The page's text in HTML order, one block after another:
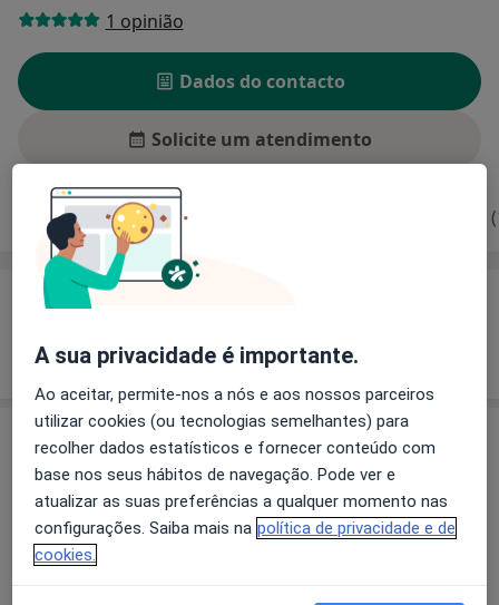
1 opinião
Dados do contacto
Solicite um atendimento
Experiência Preços Opiniões
Experiência
Mostrar mais detalhes
sobre a experiência
Serviços e preços
Primeira consulta Urologia
Detalhes
A sua privacidade é importante.
Ao aceitar, permite-nos a nós e aos nossos parceiros
utilizar cookies (ou tecnologias semelhantes) para
recolher dados estatísticos e fornecer conteúdo com
base nos seus hábitos de navegação. Pode ver e
atualizar as suas preferências a qualquer momento nas
configurações. Saiba mais na política de privacidade e de
cookies.